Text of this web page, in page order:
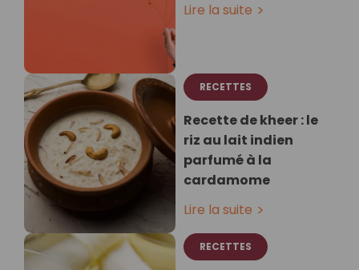
Lire la suite
RECETTES
Recette de kheer : le
riz au lait indien
parfumé à la
cardamome
Lire la suite
RECETTES